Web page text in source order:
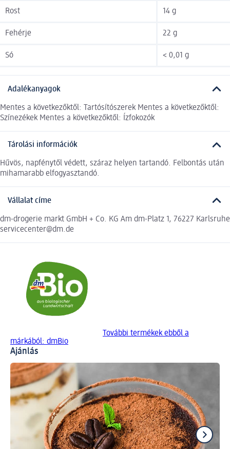
Rost 14 g
Fehérje 22 g
Só < 0,01 g
Adalékanyagok
Mentes a következőktől: Tartósítószerek Mentes a következőktől:
Színezékek Mentes a következőktől: Ízfokozók
Tárolási információk
Hűvös, napfénytől védett, száraz helyen tartandó. Felbontás után
mihamarabb elfogyasztandó.
Vállalat címe
dm-drogerie markt GmbH + Co. KG Am dm-Platz 1, 76227 Karlsruhe
servicecenter@dm.de
További termékek ebből a
márkából: dmBio
Ajánlás